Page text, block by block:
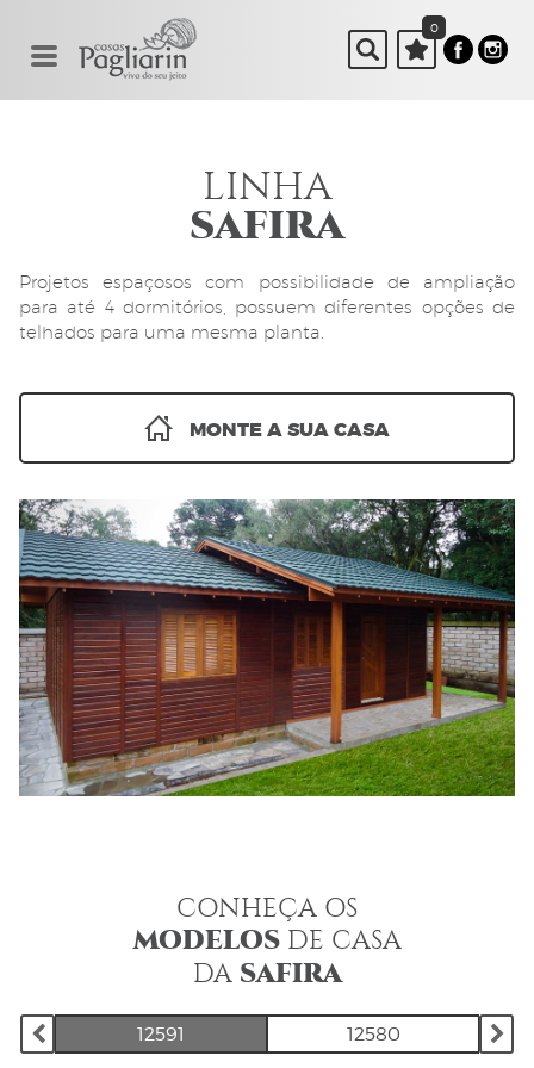
0
LINHA
SAFIRA
Projetos espaçosos com possibilidade de ampliação
para até 4 dormitórios, possuem diferentes opções de
telhados para uma mesma planta.
MONTE A SUA CASA
CONHEÇA OS
MODELOSDE CASA
DA SAFIRA
12591 12580